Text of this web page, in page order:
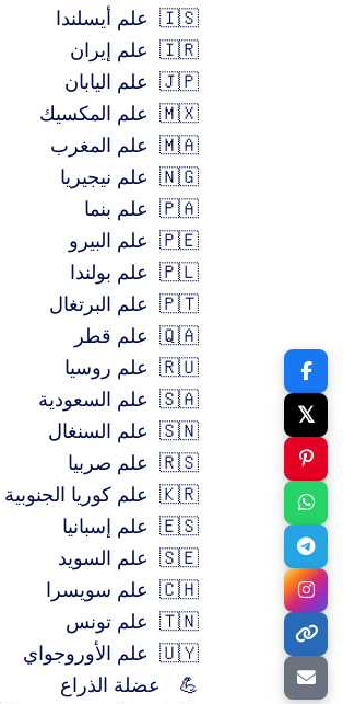
🇮🇸 علم أيسلندا
🇮🇷 علم إيران
🇯🇵 علم اليابان
🇲🇽 علم المكسيك
🇲🇦 علم المغرب
🇳🇬 علم نيجيريا
🇵🇦 علم بنما
🇵🇪 علم البيرو
🇵🇱 علم بولندا
🇵🇹 علم البرتغال
🇶🇦 علم قطر
🇷🇺 علم روسيا
🇸🇦 علم السعودية
🇸🇳 علم السنغال
🇷🇸 علم صربيا
🇰🇷 علم كوريا الجنوبية
🇪🇸 علم إسبانيا
🇸🇪 علم السويد
🇨🇭 علم سويسرا
🇹🇳 علم تونس
🇺🇾 علم الأوروجواي
💪
عضلة الذراع
𝕏